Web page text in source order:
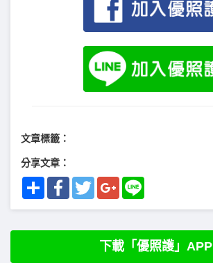
文章標籤：
分享文章：
Share FacebookTwitterGoogle+
下載「優照護」APP